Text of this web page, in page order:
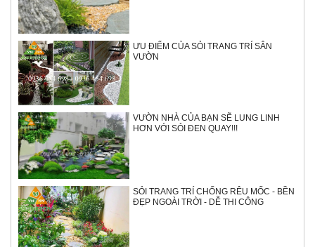
ƯU ĐIỂM CỦA SỎI TRANG TRÍ SÂN
VƯỜN
VƯỜN NHÀ CỦA BẠN SẼ LUNG LINH
HƠN VỚI SỎI ĐEN QUAY!!!
SỎI TRANG TRÍ CHỐNG RÊU MỐC - BỀN
ĐẸP NGOÀI TRỜI - DỄ THI CÔNG